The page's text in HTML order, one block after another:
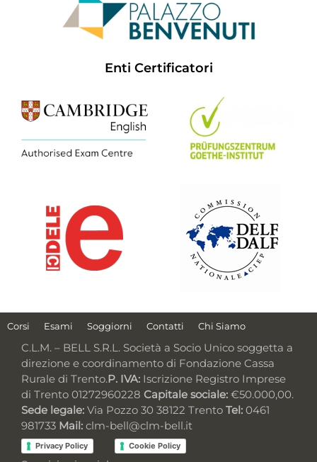
Enti Certificatori
Corsi Esami Soggiorni Contatti Chi Siamo
C.L.M. – BELL S.R.L. Società a Socio Unico soggetta a
direzione e coordinamento di Fondazione Cassa
Rurale di Trento.P. IVA: Iscrizione Registro Imprese
di Trento 01272960228 Capitale sociale: €50.000,00.
Sede legale: Via Pozzo 30 38122 Trento Tel: 0461
981733 Mail: clm-bell@clm-bell.it
Privacy Policy Cookie Policy